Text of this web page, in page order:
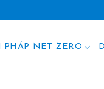
PHÁP NET ZERO